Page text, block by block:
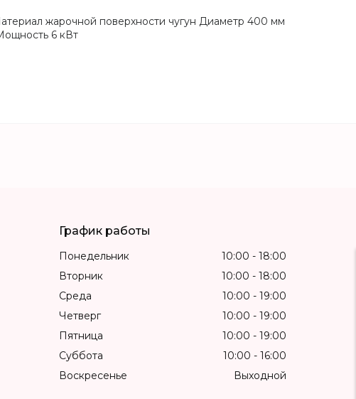
жарочной поверхности чугун Диаметр 400 мм
6 кВт
График работы
Понедельник 10:00
18:00
Вторник
10:00
18:00
Среда
10:00
19:00
Четверг
10:00
19:00
Пятница
10:00
19:00
Суббота
10:00
16:00
Воскресенье
Выходной